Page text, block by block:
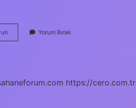
Müştemilat
Ne
Yorum Bırak
https://cero.com.tr